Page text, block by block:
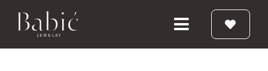
Toggle
Navigation